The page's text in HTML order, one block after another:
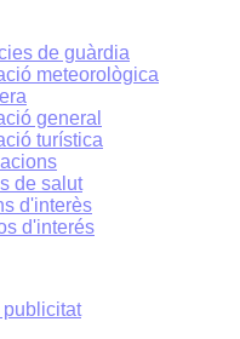
de guàrdia
meteorològica
general
turística
de salut
d'interès
d'interés
publicitat